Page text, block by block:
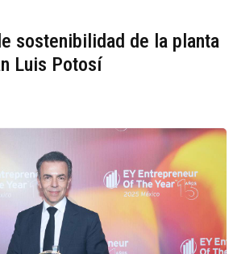
sostenibilidad de la planta
Luis Potosí